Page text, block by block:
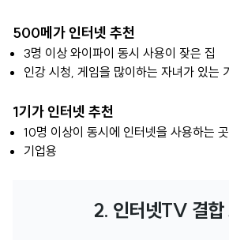
500메가 인터넷 추천
3명 이상 와이파이 동시 사용이 잦은 집
인강 시청, 게임을 많이하는 자녀가 있는
1기가 인터넷 추천
10명 이상이 동시에 인터넷을 사용하는 곳
기업용
2. 인터넷TV 결합